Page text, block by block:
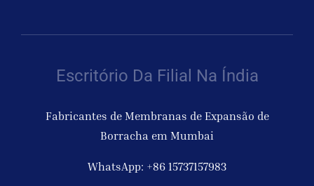
Escritório Da Filial Na Índia
Fabricantes de Membranas de Expansão de
Borracha em Mumbai
WhatsApp: +86 15737157983